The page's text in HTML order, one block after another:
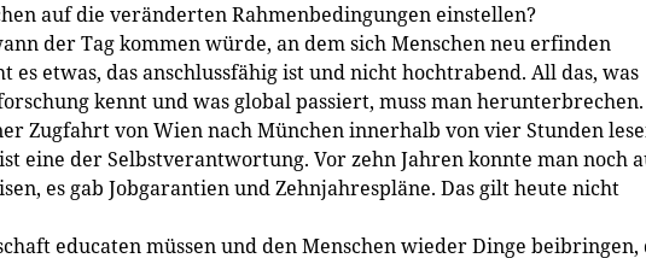
auf die veränderten Rahmenbedingungen einstellen?
der Tag kommen würde, an dem sich Menschen neu erfinden
es etwas, das anschlussfähig ist und nicht hochtrabend. All das, was
kennt und was global passiert, muss man herunterbrechen.
Zugfahrt von Wien nach München innerhalb von vier Stunden
eine der Selbstverantwortung. Vor zehn Jahren konnte man noch
es gab Jobgarantien und Zehnjahrespläne. Das gilt heute nicht
educaten müssen und den Menschen wieder Dinge beibringen,